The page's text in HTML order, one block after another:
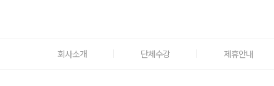
회사소개 단체수강 제휴안내